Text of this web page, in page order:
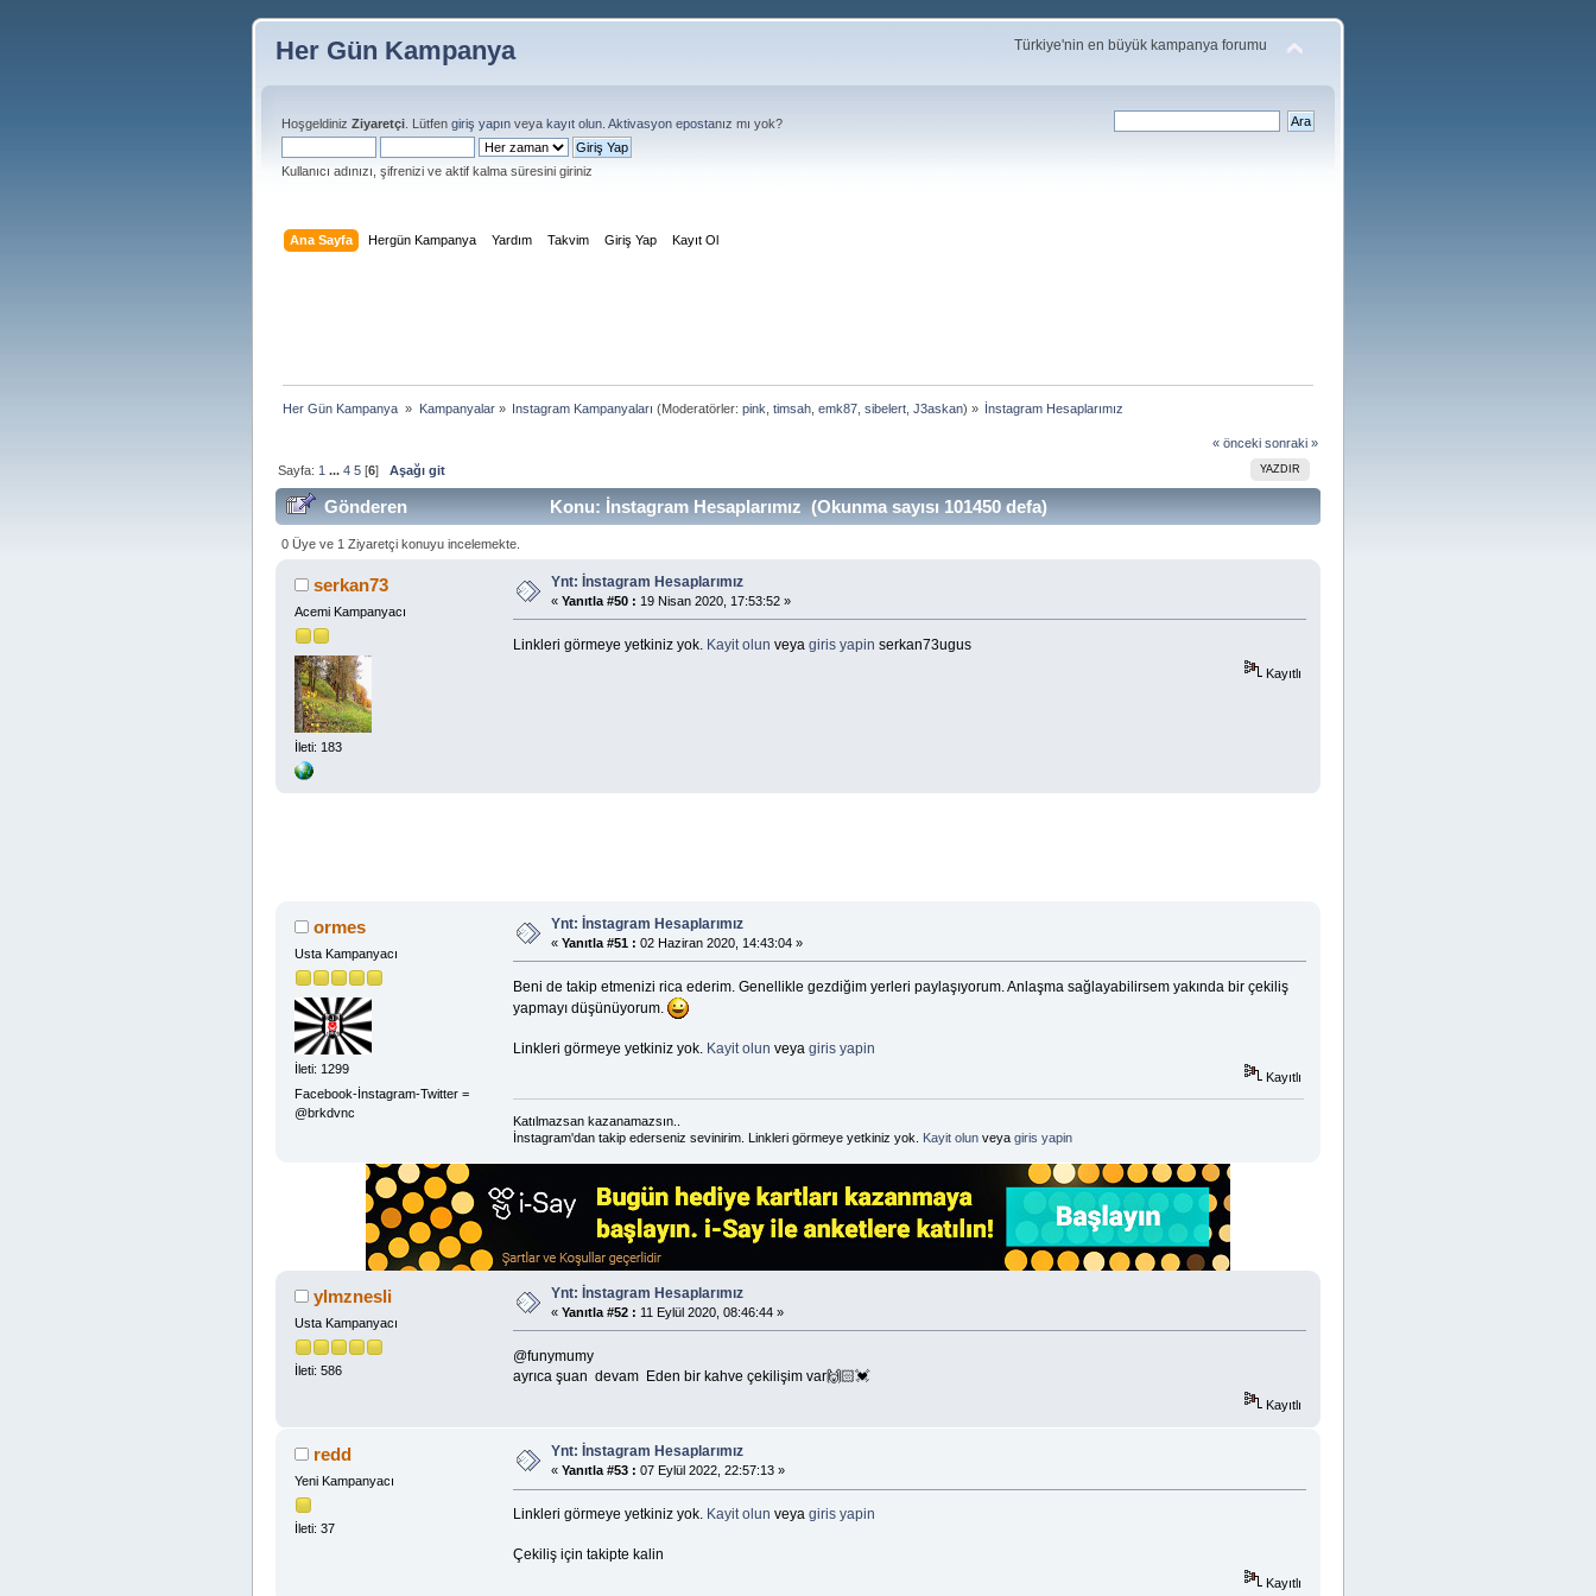
Her Gün Kampanya Türkiye'nin en büyük kampanya forumu
Hoşgeldiniz Ziyaretçi . Lütfen giriş yapın veya kayıt olun Aktivasyon epostanız mı yok?
Kullanıcı adınızı, şifrenizi ve aktif kalma süresini giriniz
Ana Sayfa Hergün Kampanya Yardım Takvim Giriş Yap Kayıt Ol
Her Gün Kampanya » Kampanyalar» Instagram Kampanyaları (Moderatörler: pink timsah, emk87, sibelert, J3askan) » İnstagram Hesaplarımız
« önceki sonraki »
YAZDIR
Sayfa: 1 ...4 5 [6]Aşağı git
Gönderen Konu: İnstagram Hesaplarımız (Okunma sayısı 101450 defa)
0 Üye ve 1 Ziyaretçi konuyu incelemekte.
serkan73
Acemi Kampanyacı
İleti: 183
Ynt: İnstagram Hesaplarımız
« Yanıtla #50 : 19 Nisan 2020, 17:53:52 »
Linkleri görmeye yetkiniz yok. Kayit olun veya giris yapin serkan73ugus
Kayıtlı
ormes
Usta Kampanyacı
İleti: 1299
Facebook-İnstagram-Twitter =
@brkdvnc
Ynt: İnstagram Hesaplarımız
« Yanıtla #51 : 02 Haziran 2020, 14:43:04 »
Beni de takip etmenizi rica ederim. Genellikle gezdiğim yerleri paylaşıyorum. Anlaşma sağlayabilirsem yakında bir çekiliş
yapmayı düşünüyorum.
Linkleri görmeye yetkiniz yok. Kayit olun veya giris yapin
Kayıtlı
Katılmazsan kazanamazsın..
İnstagram'dan takip ederseniz sevinirim. Linkleri görmeye yetkiniz yok.
Kayit olunveya giris yapin
ylmznesli
Usta Kampanyacı
İleti: 586
Ynt: İnstagram Hesaplarımız
« Yanıtla #52 : 11 Eylül 2020, 08:46:44 »
@funymumy
ayrıca şuan devam Eden bir kahve çekilişim var🙌🏻💓
Kayıtlı
redd
Yeni Kampanyacı
İleti: 37
Ynt: İnstagram Hesaplarımız
« Yanıtla #53 : 07 Eylül 2022, 22:57:13 »
Linkleri görmeye yetkiniz yok. Kayit olun veya giris yapin
Çekiliş için takipte kalin
Kayıtlı